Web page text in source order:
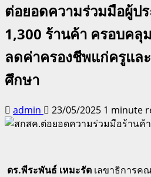
ต่อยอดความร่วมมือผู้ป
1,300 ร้านค้า ครอบคลุ
ลดค่าครองชีพแก่ครูแล
ศึกษา
admin 23/05/2025 1 minute
ดร.พีระพันธ์ เหมะรัต เลขาธิการค